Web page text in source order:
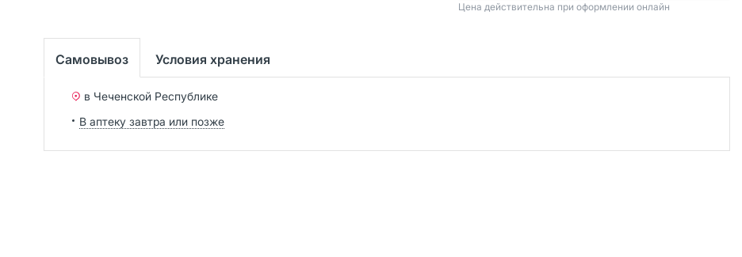
Цена действительна при оформлении онлайн
Самовывоз Условия хранения
в Чеченской Республике
В аптеку завтра или позже